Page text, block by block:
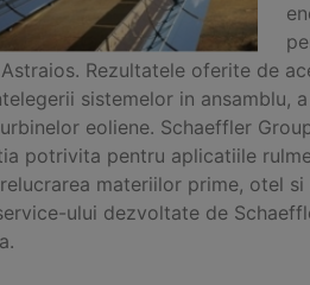
Rezultatele oferite de
sistemelor in
eoliene. Schaeffler
potrivita pentru aplicatiile
materiilor prime, otel
ului dezvoltate de